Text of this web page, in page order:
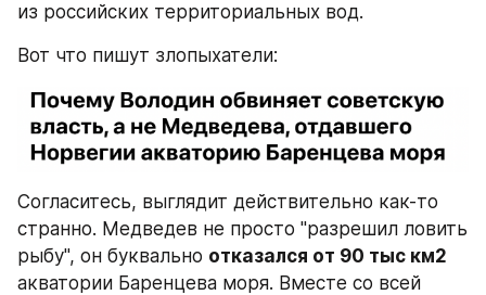
из российских территориальных вод.
Вот что пишут злопыхатели:
Согласитесь, выглядит действительно как-то
странно. Медведев не просто "разрешил ловить
рыбу", он буквально отказался от 90 тыс км2
акватории Баренцева моря. Вместе со всей